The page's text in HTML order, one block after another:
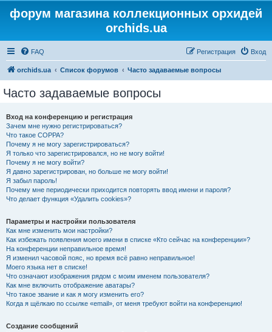
форум магазина коллекционных орхидей
orchids.ua
FAQ Вход
Регистрация
orchids.ua Список форумов Часто задаваемые вопросы
Часто задаваемые вопросы
Вход на конференцию и регистрация
Зачем мне нужно регистрироваться?
Что такое COPPA?
Почему я не могу зарегистрироваться?
Я только что зарегистрировался, но не могу войти!
Почему я не могу войти?
Я давно зарегистрирован, но больше не могу войти!
Я забыл пароль!
Почему мне периодически приходится повторять ввод имени и пароля?
Что делает функция «Удалить cookies»?
Параметры и настройки пользователя
Как мне изменить мои настройки?
Как избежать появления моего имени в списке «Кто сейчас на конференции»?
На конференции неправильное время!
Я изменил часовой пояс, но время всё равно неправильное!
Моего языка нет в списке!
Что означают изображения рядом с моим именем пользователя?
Как мне включить отображение аватары?
Что такое звание и как я могу изменить его?
Когда я щёлкаю по ссылке «email», от меня требуют войти на конференцию!
Создание сообщений